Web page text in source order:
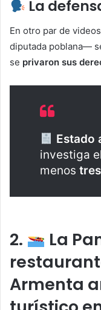
La
En otro par de
diputada poblana—
se privaron sus
Estado
investiga
menos
2.
La
Armenta